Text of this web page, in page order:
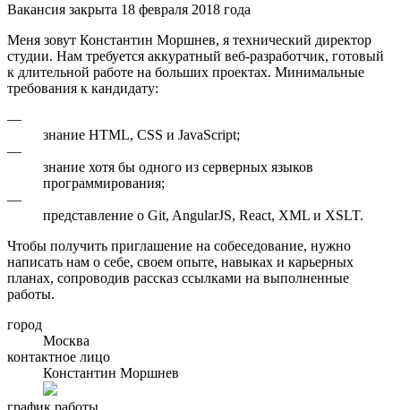
Вакансия закрыта 18 февраля 2018 года
Меня зовут Константин Моршнев, я технический директор
студии. Нам требуется аккуратный веб-разработчик, готовый
к длительной работе на больших проектах. Минимальные
требования к кандидату:
—
знание HTML, CSS и JavaScript;
—
знание хотя бы одного из серверных языков
программирования;
—
представление о Git, AngularJS, React, XML и XSLT.
Чтобы получить приглашение на собеседование, нужно
написать нам о себе, своем опыте, навыках и карьерных
планах, сопроводив рассказ ссылками на выполненные
работы.
город
Москва
контактное лицо
Константин Моршнев
график работы